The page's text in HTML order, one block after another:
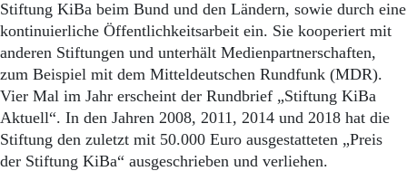
Stiftung KiBa beim Bund und den Ländern, sowie durch eine
kontinuierliche Öffentlichkeitsarbeit ein. Sie kooperiert mit
anderen Stiftungen und unterhält Medienpartner­schaften,
zum Beispiel mit dem Mitteldeutschen Rundfunk (MDR).
Vier Mal im Jahr erscheint der Rundbrief „Stiftung KiBa
Aktuell“. In den Jahren 2008, 2011, 2014 und 2018 hat die
Stiftung den zuletzt mit 50.000 Euro ausgestatteten „Preis
der Stiftung KiBa“ ausgeschrieben und verliehen.